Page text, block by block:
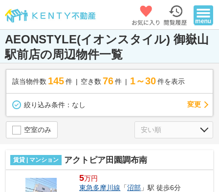
AEONSTYLE(イオンスタイル) 御嶽山
駅前店の周辺物件一覧
該当物件数 145件 空き数 76 件 1～30 件を表示
絞り込み条件： なし 変更
空室のみ
賃貸 | マンション アクトピア田園調布南
5万円
東急多摩川線 「沼部 」駅 徒歩6分